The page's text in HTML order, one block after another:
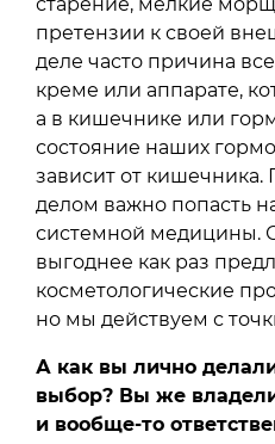
претензии к своей
деле часто причина
креме или аппарате,
а в кишечнике или
состояние наших
зависит от
делом важно попасть
системной медицины.
выгоднее как раз
косметологические
но мы действуем с
А как вы лично
выбор? Вы же
и вообще-то